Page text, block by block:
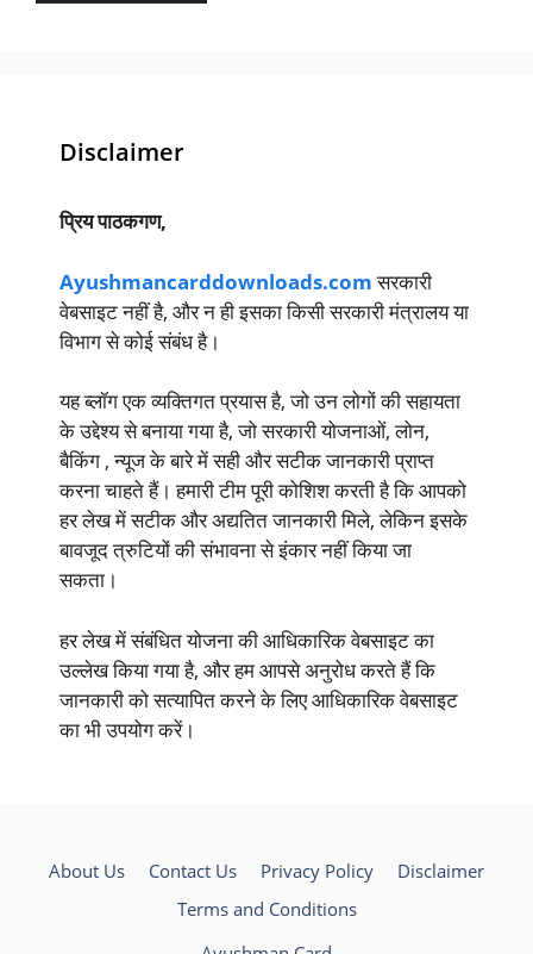
Disclaimer
प्रिय पाठकगण,
Ayushmancarddownloads.comसरकारी
वेबसाइट नहीं है, और न ही इसका किसी सरकारी मंत्रालय या
विभाग से कोई संबंध है।
यह ब्लॉग एक व्यक्तिगत प्रयास है, जो उन लोगों की सहायता
के उद्देश्य से बनाया गया है, जो सरकारी योजनाओं, लोन,
बैकिंग , न्यूज के बारे में सही और सटीक जानकारी प्राप्त
करना चाहते हैं। हमारी टीम पूरी कोशिश करती है कि आपको
हर लेख में सटीक और अद्यतित जानकारी मिले, लेकिन इसके
बावजूद त्रुटियों की संभावना से इंकार नहीं किया जा
सकता।
हर लेख में संबंधित योजना की आधिकारिक वेबसाइट का
उल्लेख किया गया है, और हम आपसे अनुरोध करते हैं कि
जानकारी को सत्यापित करने के लिए आधिकारिक वेबसाइट
का भी उपयोग करें।
About Us Contact Us Privacy Policy
Disclaimer
Terms and Conditions